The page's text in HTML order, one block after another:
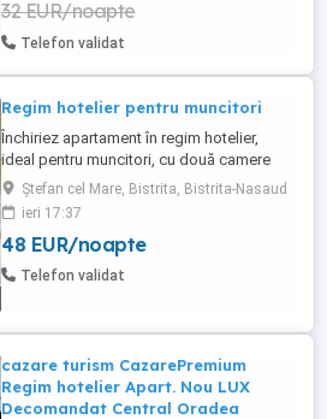
32 EUR/noapte
Telefon validat
Regim hotelier pentru muncitori
Închiriez apartament în regim hotelier,
ideal pentru muncitori, cu două camere
spațioase, complet mobilate și utilate.
Situat într-o zonă accesibilă, aproape de
transport și facilități, perfect pentru șederi
pe termen mediu sau lung. inclusiv 4 locuri
de parcare. Mai dețin un apartament cu 4
Ștefan cel Mare, Bistrita, Bistrita-Nasaud
ieri 17:37
48 EUR/noapte
Telefon validat
cazare turism CazarePremium
Regim hotelier Apart. Nou LUX
Decomandat Central Oradea